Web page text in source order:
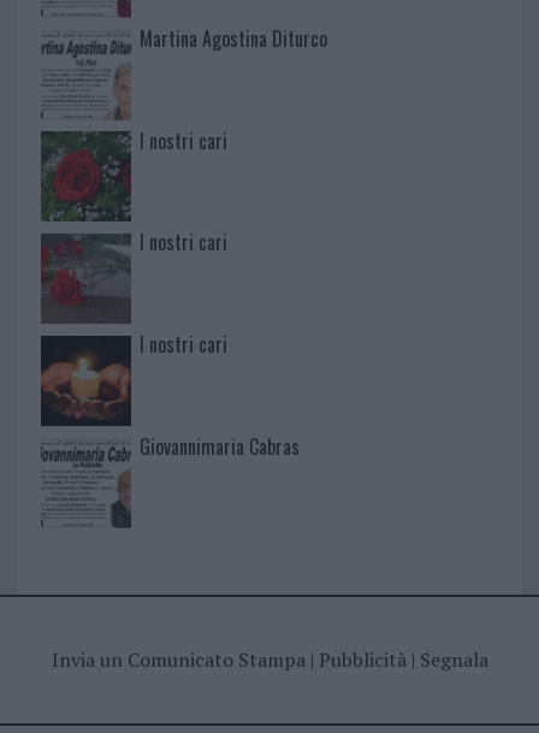
Martina Agostina Diturco
I nostri cari
I nostri cari
I nostri cari
Giovannimaria Cabras
Invia un Comunicato Stampa| Pubblicità| Segnala